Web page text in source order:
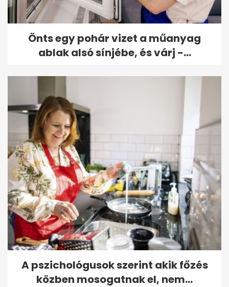
Önts egy pohár vizet a műanyag
ablak alsó sínjébe, és várj -...
A pszichológusok szerint akik főzés
közben mosogatnak el, nem...